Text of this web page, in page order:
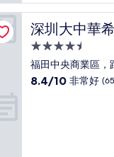
常
好，
(45
則
評
論)
深圳大中華
深圳大中華希爾
4.5
星
級
福田中央商業區，
8.4
8.4/10 非常好